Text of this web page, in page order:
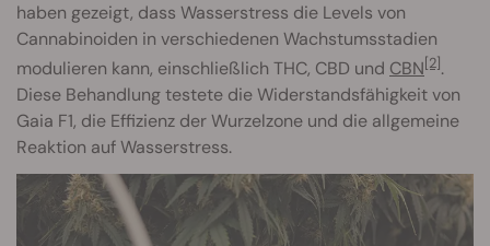
haben gezeigt, dass Wasserstress die Levels von
Cannabinoiden in verschiedenen Wachstumsstadien
modulieren kann, einschließlich THC, CBD und CBN[2].
Diese Behandlung testete die Widerstandsfähigkeit von
Gaia F1, die Effizienz der Wurzelzone und die allgemeine
Reaktion auf Wasserstress.